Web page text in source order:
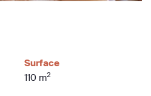
Surface
110 m2